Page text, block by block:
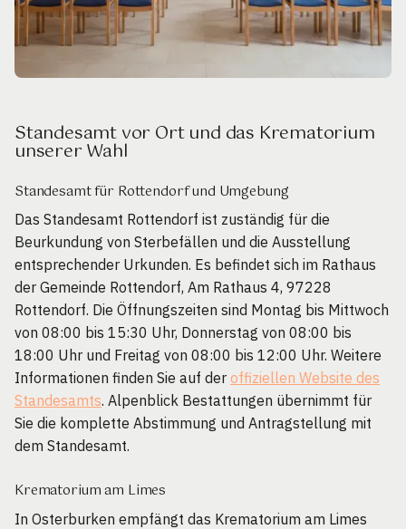
Standesamt vor Ort und das Krematorium
unserer Wahl
Standesamt für Rottendorf und Umgebung
Das Standesamt Rottendorf ist zuständig für die
Beurkundung von Sterbefällen und die Ausstellung
entsprechender Urkunden. Es befindet sich im Rathaus
der Gemeinde Rottendorf, Am Rathaus 4, 97228
Rottendorf. Die Öffnungszeiten sind Montag bis Mittwoch
von 08:00 bis 15:30 Uhr, Donnerstag von 08:00 bis
18:00 Uhr und Freitag von 08:00 bis 12:00 Uhr. Weitere
Informationen finden Sie auf der offiziellen Website des
Standesamts. Alpenblick Bestattungen übernimmt für
Sie die komplette Abstimmung und Antragstellung mit
dem Standesamt.
Krematorium am Limes
In Osterburken empfängt das Krematorium am Limes